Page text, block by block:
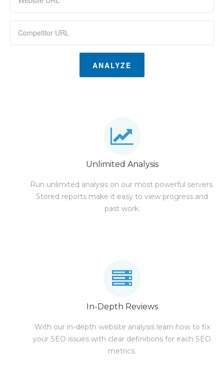
ANALYZE
Unlimited Analysis
Run unlimited analysis on our most powerful servers.
Stored reports make it easy to view progress and
past work.
In-Depth Reviews
With our in-depth website analysis learn how to fix
your SEO issues with clear definitions for each SEO
metrics.